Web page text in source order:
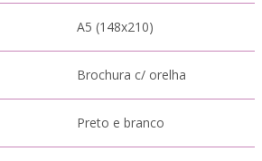
A5 (148x210)
Brochura c/ orelha
Preto e branco